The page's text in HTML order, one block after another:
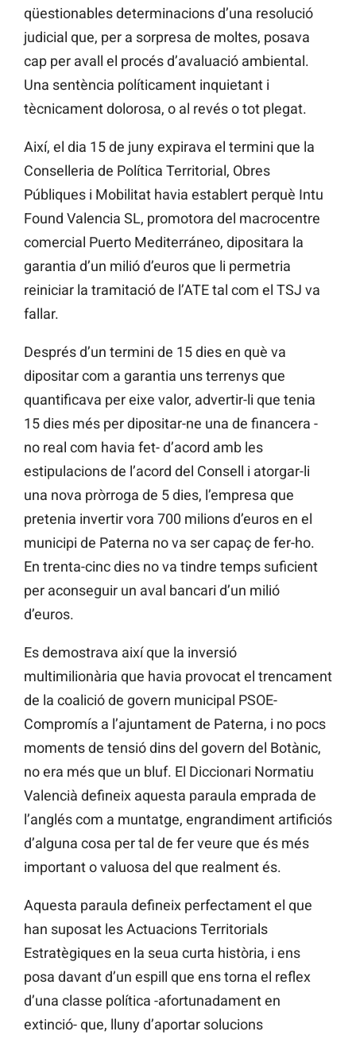
qüestionables determinacions d’una resolució
judicial que, per a sorpresa de moltes, posava
cap per avall el procés d’avaluació ambiental.
Una sentència políticament inquietant i
tècnicament dolorosa, o al revés o tot plegat.
Així, el dia 15 de juny expirava el termini que la
Conselleria de Política Territorial, Obres
Públiques i Mobilitat havia establert perquè Intu
Found Valencia SL, promotora del macrocentre
comercial Puerto Mediterráneo, dipositara la
garantia d’un milió d’euros que li permetria
reiniciar la tramitació de l’ATE tal com el TSJ va
fallar.
Després d’un termini de 15 dies en què va
dipositar com a garantia uns terrenys que
quantificava per eixe valor, advertir-li que tenia
15 dies més per dipositar-ne una de financera -
no real com havia fet- d’acord amb les
estipulacions de l’acord del Consell i atorgar-li
una nova pròrroga de 5 dies, l’empresa que
pretenia invertir vora 700 milions d’euros en el
municipi de Paterna no va ser capaç de fer-ho.
En trenta-cinc dies no va tindre temps suficient
per aconseguir un aval bancari d’un milió
d’euros.
Es demostrava així que la inversió
multimilionària que havia provocat el trencament
de la coalició de govern municipal PSOE-
Compromís a l’ajuntament de Paterna, i no pocs
moments de tensió dins del govern del Botànic,
no era més que un bluf. El Diccionari Normatiu
Valencià defineix aquesta paraula emprada de
l’anglés com a muntatge, engrandiment artificiós
d’alguna cosa per tal de fer veure que és més
important o valuosa del que realment és.
Aquesta paraula defineix perfectament el que
han suposat les Actuacions Territorials
Estratègiques en la seua curta història, i ens
posa davant d’un espill que ens torna el reflex
d’una classe política -afortunadament en
extinció- que, lluny d’aportar solucions